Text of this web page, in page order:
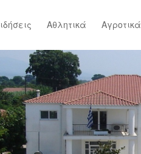
Αθλητικά Αγροτικά